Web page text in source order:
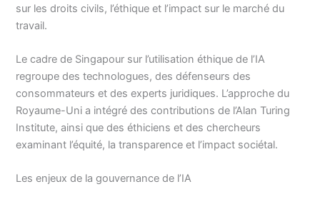
sur les droits civils, l’éthique et l’impact sur le marché du
travail.
Le cadre de Singapour sur l’utilisation éthique de l’IA
regroupe des technologues, des défenseurs des
consommateurs et des experts juridiques. L’approche du
Royaume-Uni a intégré des contributions de l’Alan Turing
Institute, ainsi que des éthiciens et des chercheurs
examinant l’équité, la transparence et l’impact sociétal.
Les enjeux de la gouvernance de l’IA